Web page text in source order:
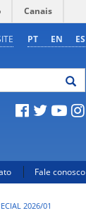
Canais
PT EN ES
Fale conosco
2026/01